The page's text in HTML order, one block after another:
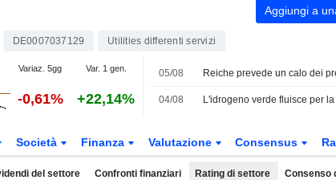
Aggiungi a
DE0007037129 Utilities differenti servizi
Variaz. 5gg Var. 1 gen.
-0,61% +22,14%
05/08
04/08
Società Finanza Valutazione Consensus
del settore Confronti finanziari Rating di settore Consenso